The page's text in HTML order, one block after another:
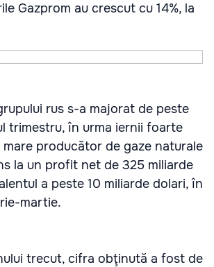
Gazprom au crescut cu 14%, la
rus s-a majorat de peste
trimestru, în urma iernii foarte
mare producător de gaze naturale
la un profit net de 325 miliarde
a peste 10 miliarde dolari, în
martie.
trecut, cifra obţinută a fost de